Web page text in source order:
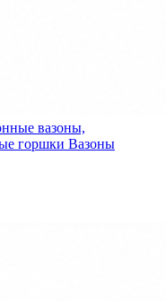
вазоны,
горшки Вазоны